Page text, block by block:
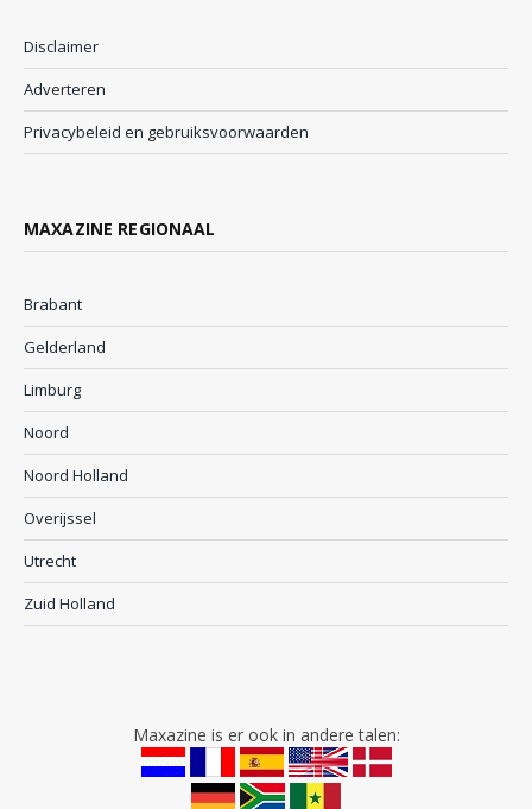
Disclaimer
Adverteren
Privacybeleid en gebruiksvoorwaarden
MAXAZINE REGIONAAL
Brabant
Gelderland
Limburg
Noord
Noord Holland
Overijssel
Utrecht
Zuid Holland
Maxazine is er ook in andere talen: